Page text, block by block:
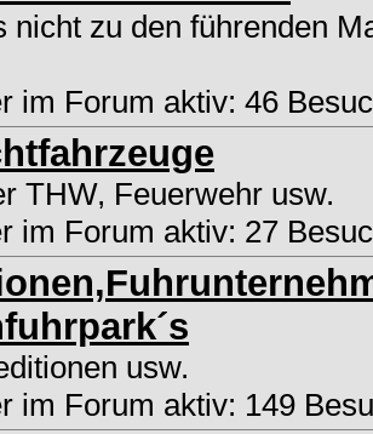
nicht zu den führenden
im Forum aktiv: 46
THW, Feuerwehr usw.
im Forum aktiv: 27
usw.
im Forum aktiv: 149